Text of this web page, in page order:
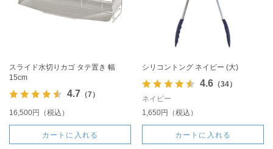
スライド水切りカゴ タテ置き 幅
15cm
4.7 （7）
16,500円（税込）
カートに入れる
シリコントング ネイビー (大)
4.6（34）
ネイビー
1,650円（税込）
カートに入れる